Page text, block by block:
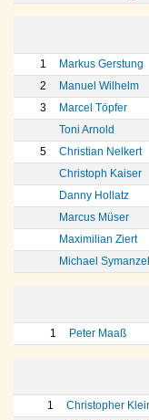
1 Markus Gerstung
2
Manuel Wilhelm
3
Marcel Töpfer
Toni Arnold
5
Christian Nelkert
Christoph Kaiser
Danny Hollatz
Marcus Müser
Maximilian Ziert
Michael
1 Peter Maaß
1 Christopher